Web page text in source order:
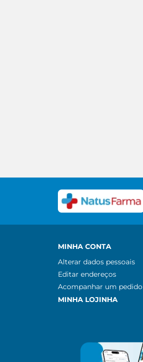
MINHA CONTA
Alterar dados pessoais
Editar endereços
Acompanhar um pedido
MINHA LOJINHA